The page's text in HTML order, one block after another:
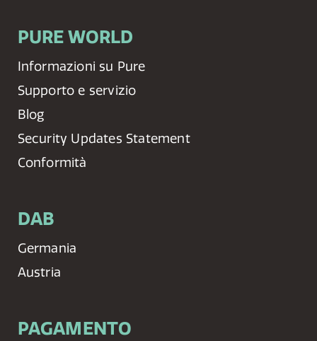
PURE WORLD
Informazioni su Pure
Supporto e servizio
Blog
Security Updates Statement
Conformità
DAB
Germania
Austria
PAGAMENTO